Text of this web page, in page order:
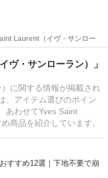
Laurent（イヴ・サンローラ
ヴ・サンローラン）」
に関する情報が掲載され
、アイテム選びのポイン
あわせてYves Saint
商品を紹介しています。
すすめ12選｜下地不要で崩